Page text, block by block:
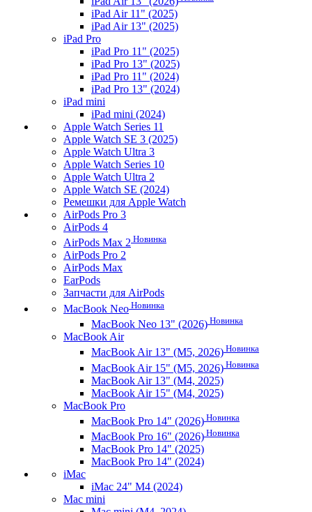
iPad Air 11" (2025)
iPad Air 13" (2025)
iPad Pro
iPad Pro 11" (2025)
iPad Pro 13" (2025)
iPad Pro 11" (2024)
iPad Pro 13" (2024)
iPad mini
iPad mini (2024)
Apple Watch Series 11
Apple Watch SE 3 (2025)
Apple Watch Ultra 3
Apple Watch Series 10
Apple Watch Ultra 2
Apple Watch SE (2024)
Ремешки для Apple Watch
AirPods Pro 3
AirPods 4
AirPods Max 2 Новинка
AirPods Pro 2
AirPods Max
EarPods
Запчасти для AirPods
MacBook Neo Новинка
MacBook Neo 13" (2026) Новинка
MacBook Air
MacBook Air 13" (M5, 2026) Новинка
MacBook Air 15" (M5, 2026) Новинка
MacBook Air 13" (M4, 2025)
MacBook Air 15" (M4, 2025)
MacBook Pro
MacBook Pro 14" (2026) Новинка
MacBook Pro 16" (2026) Новинка
MacBook Pro 14" (2025)
MacBook Pro 14" (2024)
iMac
iMac 24" M4 (2024)
Mac mini